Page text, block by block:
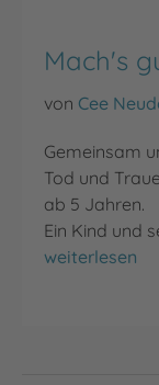
Mach's
von Cee
Gemeinsam
Tod und
ab 5 Jahren.
Ein Kind und
Mach's gut,
weiterlesen